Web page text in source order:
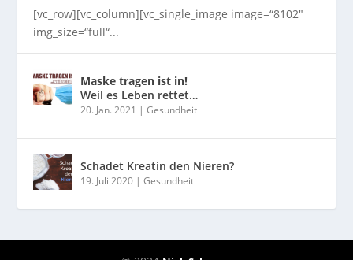
[vc_row][vc_column][vc_single_image image=“8102″
img_size=“full“...
Maske tragen ist in!
Weil es Leben rettet…
20. Jan. 2021 |Gesundheit
Schadet Kreatin den Nieren?
19. Juli 2020 |Gesundheit